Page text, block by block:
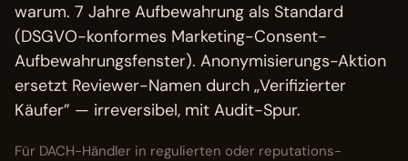
warum. 7 Jahre Aufbewahrung als Standard
(DSGVO-konformes Marketing-Consent-
Aufbewahrungsfenster). Anonymisierungs-Aktion
ersetzt Reviewer-Namen durch „Verifizierter
Käufer” — irreversibel, mit Audit-Spur.
Für DACH-Händler in regulierten oder reputations-